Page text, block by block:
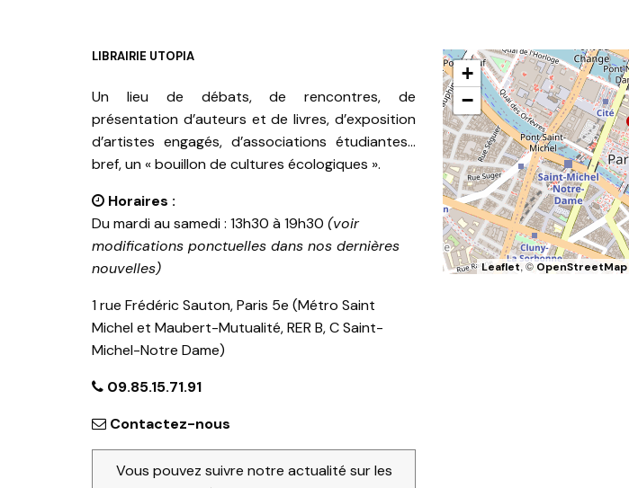
LIBRAIRIE UTOPIA
Un lieu de débats, de rencontres, de
présentation d’auteurs et de livres, d’exposition
d’artistes engagés, d’associations étudiantes…
bref, un « bouillon de cultures écologiques ».
Horaires :
Du mardi au samedi : 13h30 à 19h30 (voir
modifications ponctuelles dans nos dernières
nouvelles)
1 rue Frédéric Sauton, Paris 5e (Métro Saint
Michel et Maubert-Mutualité, RER B, C Saint-
Michel-Notre Dame)
09.85.15.71.91
Contactez-nous
Vous pouvez suivre notre actualité sur les
+
−
Leaflet, ©OpenStreetMap